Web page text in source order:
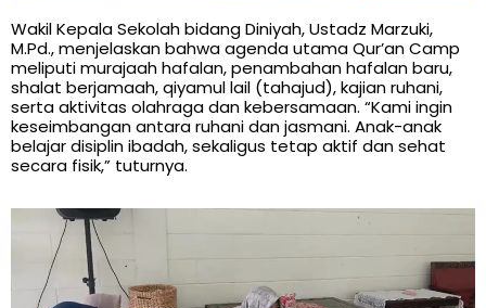
Wakil Kepala Sekolah bidang Diniyah, Ustadz Marzuki,
M.Pd., menjelaskan bahwa agenda utama Qur’an Camp
meliputi murajaah hafalan, penambahan hafalan baru,
shalat berjamaah, qiyamul lail (tahajud), kajian ruhani,
serta aktivitas olahraga dan kebersamaan. “Kami ingin
keseimbangan antara ruhani dan jasmani. Anak-anak
belajar disiplin ibadah, sekaligus tetap aktif dan sehat
secara fisik,” tuturnya.